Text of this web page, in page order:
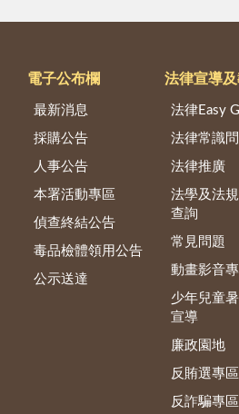
電子公布欄
最新消息
採購公告
人事公告
本署活動專區
偵查終結公告
毒品檢體領用公告
公示送達
法律宣導
法律Easy
法律常識
法律推廣
法學及法
查詢
常見問題
動畫影音
少年兒童
宣導
廉政園地
反賄選專區
反詐騙專區